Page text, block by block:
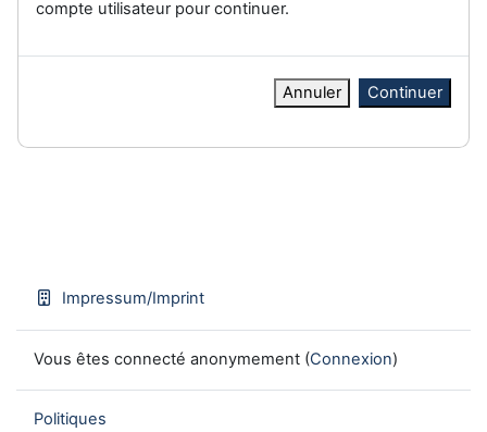
compte utilisateur pour continuer.
Annuler Continuer
Impressum/Imprint
Vous êtes connecté anonymement (Connexion)
Politiques